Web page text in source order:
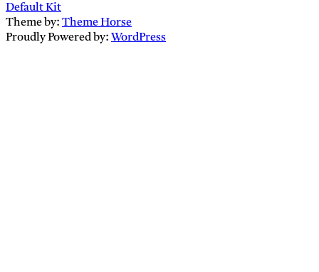
Default Kit
Theme by: Theme Horse
Proudly Powered by: WordPress